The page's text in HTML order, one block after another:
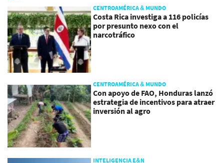
CENTROAMÉRICA & MUNDO
Costa Rica investiga a 116 policías
por presunto nexo con el
narcotráfico
CENTROAMÉRICA & MUNDO
Con apoyo de FAO, Honduras lanzó
estrategia de incentivos para atraer
inversión al agro
INTELIGENCIA E&N